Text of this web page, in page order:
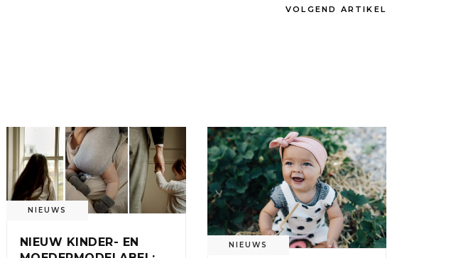
VOLGEND ARTIKEL
NIEUWS
NIEUW KINDER- EN
NIEUWS